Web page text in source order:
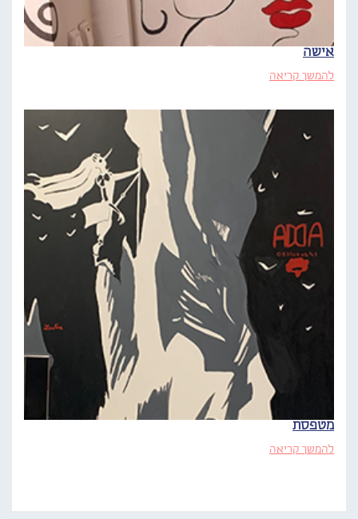
אישה
להמשך קריאה
מטפסת
להמשך קריאה